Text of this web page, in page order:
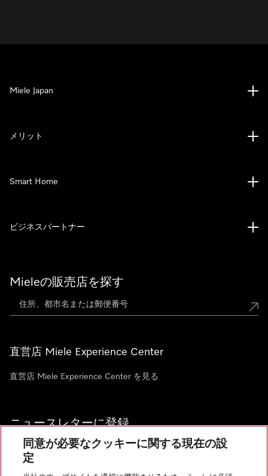
Mieleの販売店を探す
直営店 Miele Experience Center
直営店 Miele Experience Center を見る
ニュースレターに登録
Miele Japan
メリット
Smart Home
ビジネスパートナー
同意が必要なクッキーに関する現在の設
定